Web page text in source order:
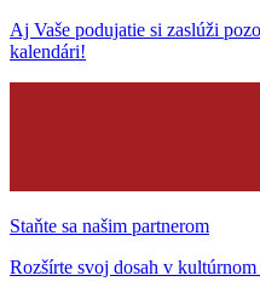
Aj Vaše podujatie si zaslúži
kalendári!
Staňte sa našim partnerom
Rozšírte svoj dosah v kultúrnom